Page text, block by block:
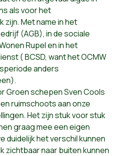
als voor het
Met name in het
(AGB), in de sociale
Rupel en in het
( BCSD, want het OCMW
anders
Groen schepen Sven Cools
ruimschoots aan onze
Het zijn stuk voor stuk
graag mee een eigen
duidelijk het verschil kunnen
zichtbaar naar buiten kunnen